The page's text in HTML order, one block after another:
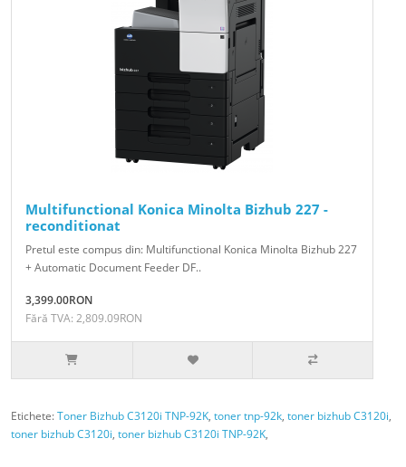
Multifunctional Konica Minolta Bizhub 227 -
reconditionat
Pretul este compus din: Multifunctional Konica Minolta Bizhub 227
+ Automatic Document Feeder DF..
3,399.00RON
Fără TVA: 2,809.09RON
Etichete:Toner Bizhub C3120i TNP-92K, toner tnp-92k, toner bizhub C3120i,
toner bizhub C3120i, toner bizhub C3120i TNP-92K,